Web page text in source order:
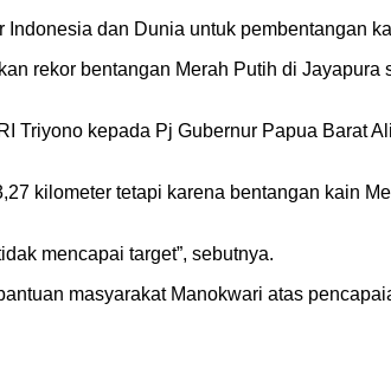
dan Dunia untuk pembentangan
rekor bentangan Merah Putih di Jayapura
Triyono kepada Pj Gubernur Papua Barat
kilometer tetapi karena bentangan kain
mencapai target”, sebutnya.
masyarakat Manokwari atas